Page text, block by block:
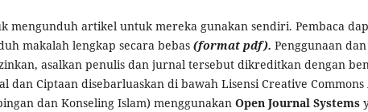
mengunduh artikel untuk mereka gunakan sendiri. Pembaca
makalah lengkap secara bebas (format pdf). Penggunaan
asalkan penulis dan jurnal tersebut dikreditkan dengan
dan Ciptaan disebarluaskan di bawah Lisensi Creative
dan Konseling Islam) menggunakan Open Journal Systems